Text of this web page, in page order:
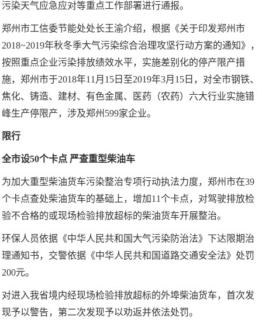
污染天气应急应对等重点工作部署进行通报。
郑州市工信委节能处处长王渝介绍，根据《关于印发郑州市
2018~2019年秋冬季大气污染综合治理攻坚行动方案的通知》，
按照重点企业污染排放绩效水平，实施差别化的停产限产措
施，郑州市于2018年11月15日至2019年3月15日，对全市钢铁、
焦化、铸造、建材、有色金属、医药（农药）六大行业实施错
峰生产停限产，涉及郑州599家企业。
限行
全市设50个卡点 严查重型柴油车
为加大重型柴油货车污染整治专项行动执法力度，郑州市在39
个卡点查处柴油货车的基础上，增加11个卡点，对驾驶排放检
验不合格的或现场检验排放超标的柴油货车开展整治。
环保人员依据《中华人民共和国大气污染防治法》下达限期治
理通知书，交警依据《中华人民共和国道路交通安全法》处罚
200元。
对进入我省境内经现场检验排放超标的外埠柴油货车，首次发
现予以警告，第二次发现予以劝返并依法处罚。